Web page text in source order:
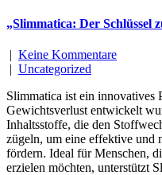
„Slimmatica: Der Schlüssel
| Keine Kommentare
| Uncategorized
Slimmatica ist ein innovatives
Gewichtsverlust entwickelt
Inhaltsstoffe, die den
zügeln, um eine effektive und
fördern. Ideal für Menschen,
erzielen möchten, unterstützt